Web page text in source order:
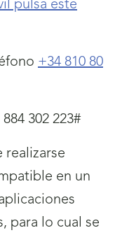
pulsa este
+34 810 80
302 223#
realizarse
en un
para lo cual se